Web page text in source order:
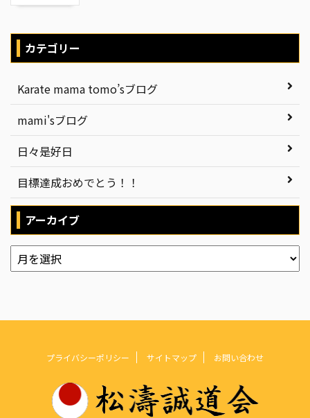
カテゴリー
Karate mama tomo’sブログ
mami'sブログ
日々是好日
目標達成おめでとう！！
アーカイブ
プライバシーポリシー サイトマップ お問い合わせ